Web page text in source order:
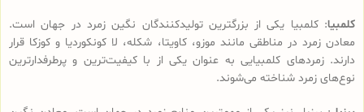
کلمبیا: کلمبیا یکی از بزرگترین تولیدکنندگان نگین زمرد در جهان است.
معادن زمرد در مناطقی مانند موزو، کاویتا، شکله، لا کونکوردیا و کوزکا قرار
دارند. زمردهای کلمبیایی به عنوان یکی از با کیفیت‌ترین و پرطرفدارترین
نوع‌های زمرد شناخته می‌شوند.